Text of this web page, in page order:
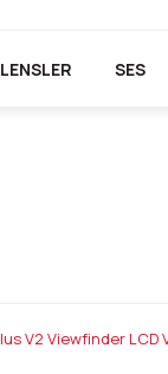
LENSLER SES